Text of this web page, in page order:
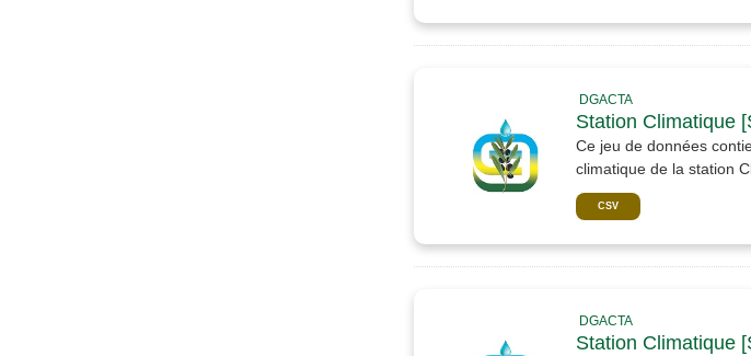
DGACTA
Station Climatique
Ce jeu de données
climatique de la station
CSV
DGACTA
Station Climatique